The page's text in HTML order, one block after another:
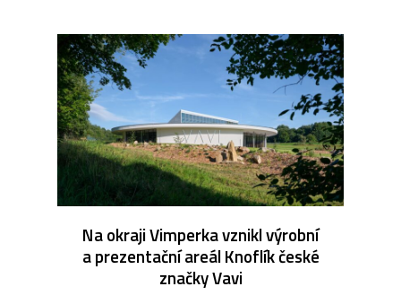
Na okraji Vimperka vznikl výrobní
a prezentační areál Knoflík české
značky Vavi